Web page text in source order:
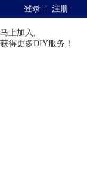
登录 注册
马上加入,
获得更多DIY服务！